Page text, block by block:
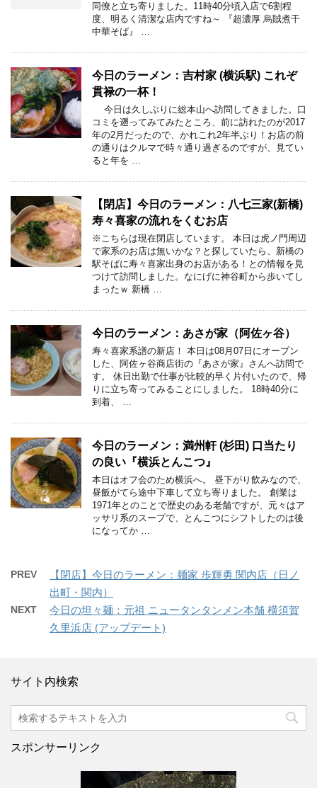
同僚と立ち寄りました。11時40分頃入店で6割程
度、明るく清潔な店内ですね～ 『超濃厚 烏賊煮干
中華そば』 …
今日のラーメン：吉村家 (横浜駅) これぞ
貫禄の一杯！
今日は久しぶりに総本山へ訪問してきました。口
コミを遡ってみてみたところ、前に訪れたのが2017
年の2月だったので、かれこれ2年半ぶり！お店の前
の通りはクルマで時々通り過ぎるのですが、見てい
ると年を …
【閉店】今日のラーメン：八七三家(新橋)
寿々喜家の流れをくむお店
※こちらは現在閉店しています。 本日は虎ノ門周辺
で家系のお店は無いかな？と探していたら、新橋の
駅そばに寿々喜家出身のお店がある！との情報を見
つけて訪問しました。なにげに神谷町から歩いてし
まったｗ 新橋 …
今日のラーメン：あさが家（阿佐ヶ谷）
寿々喜家系譜の新店！ 本日は08月07日にオープン
した、阿佐ヶ谷商店街の『あさが家』さんへ訪問で
す。 休日出勤で仕事が比較的早く片付いたので、帰
りに立ち寄ってみることにしました。 18時40分に
到着、 …
今日のラーメン：満州軒 (杉田) 口当たり
の良い『横浜とんこつ』
本日はオフ会のため横浜へ。 昼下がり飲みなので、
昼飯がてら途中下車して立ち寄りました。 創業は
1971年とのことで歴史のある老舗ですが、元々はア
ッサリ系のスープで、とんこつにシフトしたのは後
になってか …
PREV
【閉店】今日のラーメン：麺家 歩輝勇 関内店（日ノ
出町・関内）
NEXT
今日の坦々麺：元祖 ニュータンタンメン本舗 横須賀
久里浜店 (アップデート)
サイト内検索
スポンサーリンク